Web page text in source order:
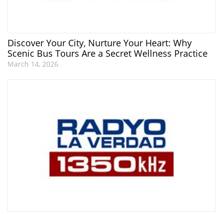
Discover Your City, Nurture Your Heart: Why
Scenic Bus Tours Are a Secret Wellness Practice
March 14, 2026